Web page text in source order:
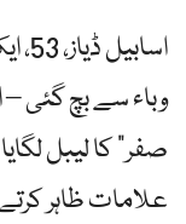
وباء سے بچ گئی –
صفر” کا لیبل
علامات ظاہر